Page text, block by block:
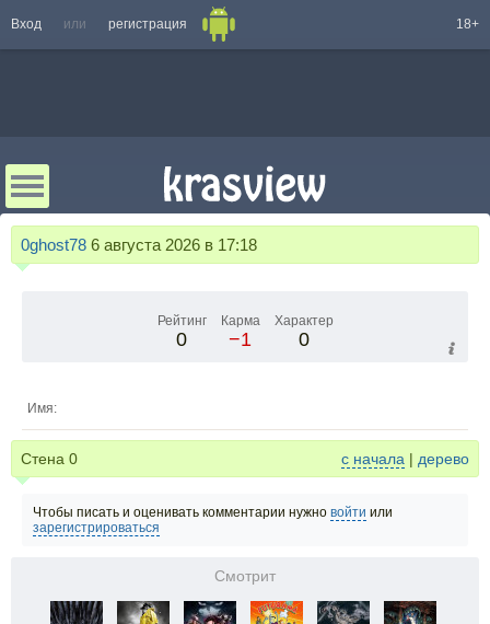
Вход или регистрация 18+
0ghost78 6 августа 2026 в 17:18
Рейтинг
0
Карма
−1
Характер
0
Имя:
Стена 0 с начала | дерево
Чтобы писать и оценивать комментарии нужно войти или
зарегистрироваться
Смотрит